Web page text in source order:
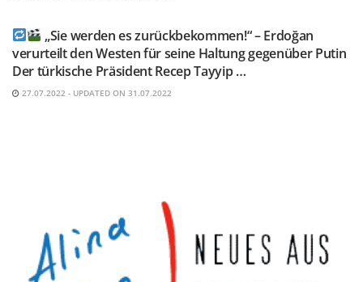
„Sie werden es zurückbekommen!“ – Erdoğan
verurteilt den Westen für seine Haltung gegenüber Putin
Der türkische Präsident Recep Tayyip …
27.07.2022 - UPDATED ON 31.07.2022